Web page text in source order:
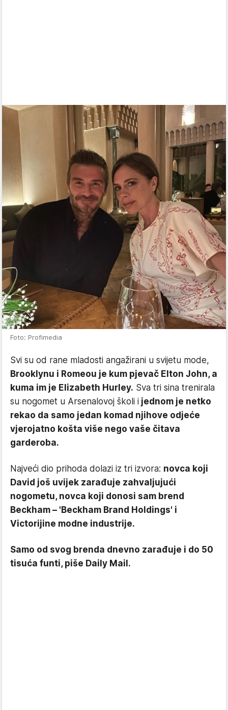
Foto: Profimedia
Svi su od rane mladosti angažirani u svijetu mode,
Brooklynu i Romeou je kum pjevač Elton John, a
kuma im je Elizabeth Hurley. Sva tri sina trenirala
su nogomet u Arsenalovoj školi i jednom je netko
rekao da samo jedan komad njihove odjeće
vjerojatno košta više nego vaše čitava
garderoba.
Najveći dio prihoda dolazi iz tri izvora: novca koji
David još uvijek zarađuje zahvaljujući
nogometu, novca koji donosi sam brend
Beckham – 'Beckham Brand Holdings' i
Victorijine modne industrije.
Samo od svog brenda dnevno zarađuje i do 50
tisuća funti, piše Daily Mail.